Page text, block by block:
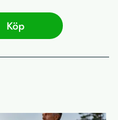
Köp